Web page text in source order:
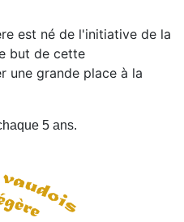
est né de l'initiative de la
but de cette
une grande place à la
5 ans.